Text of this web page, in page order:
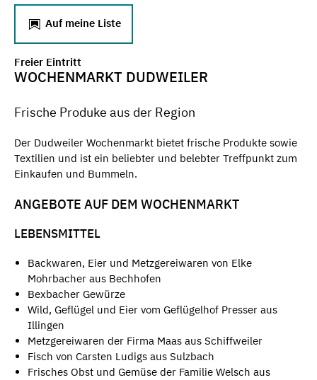
Auf meine Liste
Freier Eintritt
WOCHENMARKT DUDWEILER
Frische Produke aus der Region
Der Dudweiler Wochenmarkt bietet frische Produkte sowie
Textilien und ist ein beliebter und belebter Treffpunkt zum
Einkaufen und Bummeln.
ANGEBOTE AUF DEM WOCHENMARKT
LEBENSMITTEL
Backwaren, Eier und Metzgereiwaren von Elke
Mohrbacher aus Bechhofen
Bexbacher Gewürze
Wild, Geflügel und Eier vom Geflügelhof Presser aus
Illingen
Metzgereiwaren der Firma Maas aus Schiffweiler
Fisch von Carsten Ludigs aus Sulzbach
Frisches Obst und Gemüse der Familie Welsch aus